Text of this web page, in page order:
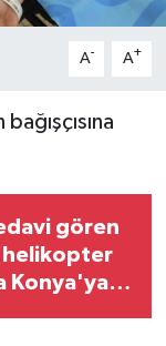
A- A+
gören
helikopter
Konya'ya